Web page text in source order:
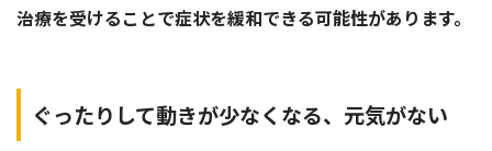
治療を受けることで症状を緩和できる可能性があります。
ぐったりして動きが少なくなる、元気がない